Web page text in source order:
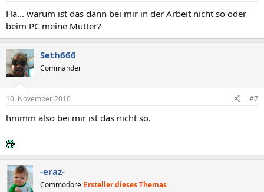
Hä... warum ist das dann bei mir in der Arbeit nicht so oder
beim PC meine Mutter?
Seth666
Commander
10. November 2010 #7
hmmm also bei mir ist das nicht so.
-eraz-
Commodore Ersteller dieses Themas